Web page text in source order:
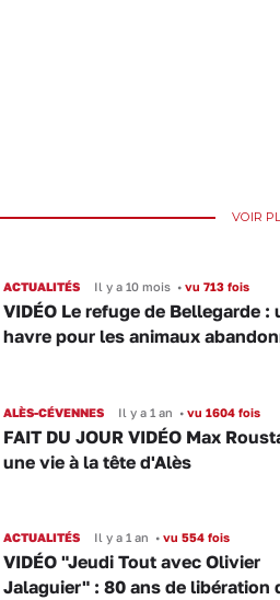
VOIR
ACTUALITÉS Il y a 10 mois •vu 713 fois
VIDÉO Le refuge de Bellegarde :
havre pour les animaux
ALÈS-CÉVENNES Il y a 1 an •vu 1604 fois
FAIT DU JOUR VIDÉO Max
une vie à la tête d'Alès
ACTUALITÉS Il y a 1 an •vu 554 fois
VIDÉO "Jeudi Tout avec Olivier
Jalaguier" : 80 ans de libération